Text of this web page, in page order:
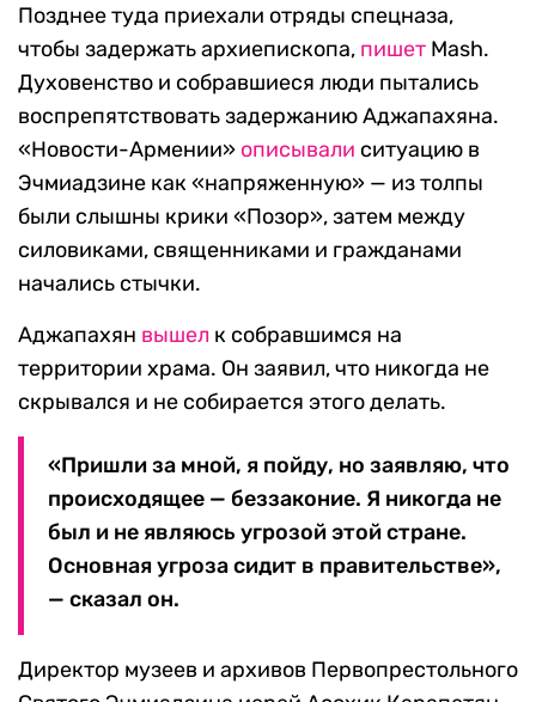
Позднее туда приехали отряды спецназа,
чтобы задержать архиепископа, пишет Mash.
Духовенство и собравшиеся люди пытались
воспрепятствовать задержанию Аджапахяна.
«Новости-Армении» описывали ситуацию в
Эчмиадзине как «напряженную» — из толпы
были слышны крики «Позор», затем между
силовиками, священниками и гражданами
начались стычки.
Аджапахян вышел к собравшимся на
территории храма. Он заявил, что никогда не
скрывался и не собирается этого делать.
«Пришли за мной, я пойду, но заявляю, что
происходящее — беззаконие. Я никогда не
был и не являюсь угрозой этой стране.
Основная угроза сидит в правительстве»,
— сказал он.
Директор музеев и архивов Первопрестольного